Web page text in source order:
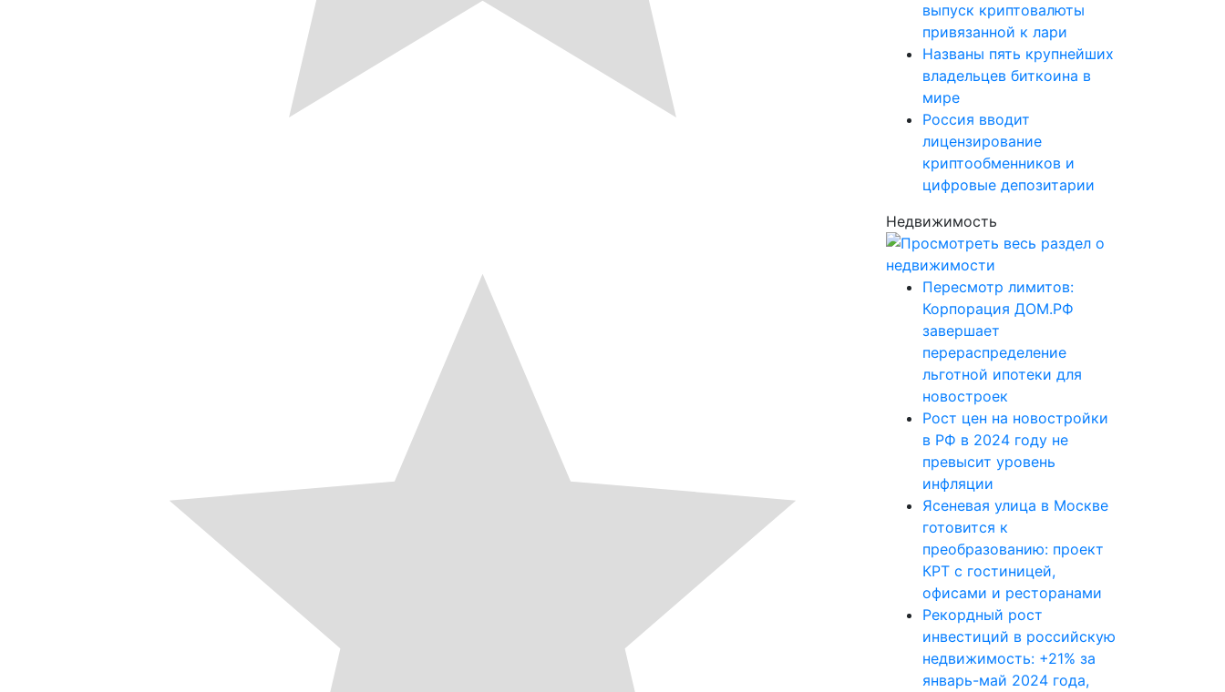
выпуск криптовалюты
привязанной к лари
Названы пять крупнейших
владельцев биткоина в
мире
Россия вводит
лицензирование
криптообменников и
цифровые депозитарии
Недвижимость
Пересмотр лимитов:
Корпорация ДОМ.РФ
завершает
перераспределение
льготной ипотеки для
новостроек
Рост цен на новостройки
в РФ в 2024 году не
превысит уровень
инфляции
Ясеневая улица в Москве
готовится к
преобразованию: проект
КРТ с гостиницей,
офисами и ресторанами
Рекордный рост
инвестиций в российскую
недвижимость: +21% за
январь-май 2024 года,